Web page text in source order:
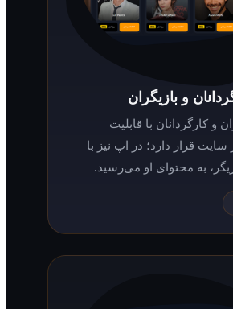
با قابلیت
در اپ نیز با
او می‌رسید.